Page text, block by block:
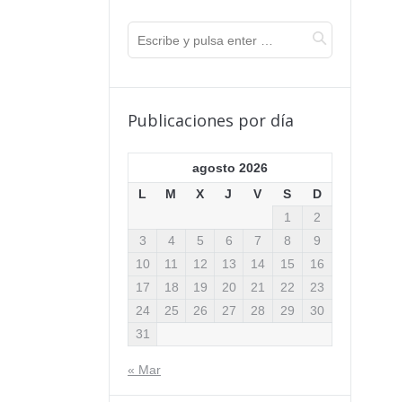
Publicaciones por día
agosto 2026
L
M X J V S
D
1
2
3
4 5 6 7 8
9
10
11 12 13 14 15
16
17
18 19 20 21 22
23
24
25 26 27 28 29
30
31
« Mar